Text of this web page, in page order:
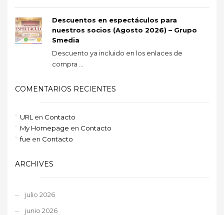
Descuentos en espectáculos para
nuestros socios (Agosto 2026) – Grupo
Smedia
Descuento ya incluido en los enlaces de
compra ...
COMENTARIOS RECIENTES
URL en Contacto
My Homepage en Contacto
fue en Contacto
ARCHIVES
julio 2026
junio 2026